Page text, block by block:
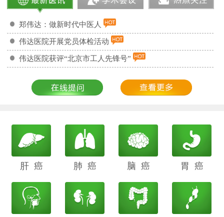
郑伟达：做新时代中医人
伟达医院开展党员体检活动
伟达医院获评“北京市工人先锋号”
肝 癌 阴道癌肺 癌 甲状腺癌
脑 癌 前列腺癌
胃 癌